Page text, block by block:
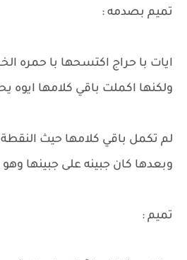
تميم بصدمه :
ايات با حراج اكتسحها با حمره
ولكنها اكملت باقي كلامها ايوه
لم تكمل باقي كلامها حيث
وبعدها كان جبينه على جبينها
تميم :